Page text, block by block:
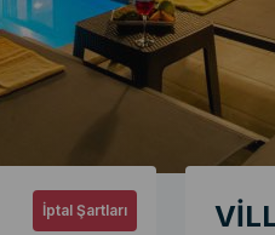
İptal Şartları